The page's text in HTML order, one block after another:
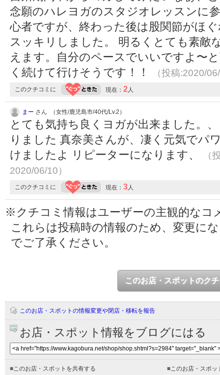
念願のハレヨガのスタジオレッスンに
心者ですが、終わった後は股関節がほ
スッキリしました。 明るくとても素敵
えます。自分のペースでいいですよ〜
く続けて行けそうです！！
（投稿:2020/
このクチコミに 現在： 2人
まー さん （女性/鹿児島市/40代/Lv.2）
とても気持ち良くヨガが出来ました。
りました 真奈美さんが、凄く元気でパ
けましたよ リピーターになります、
（
2020/06/10）
このクチコミに 現在： 3人
※クチコミ情報はユーザーの主観的なコ
これらは投稿時の情報のため、変更に
でご了承ください。
このお店・スポットのク
このお店・スポットの情報変更や閉店・移転を報告
お店・スポット情報をブログにはる
■このお店・スポットを共有する ■このお店・スポッ